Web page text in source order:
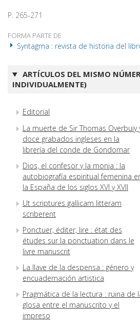
P. 265-271
FORMA PARTE DE
Syntagma : revista de historia del
ARTÍCULOS DEL MISMO
INDIVIDUALMENTE)
Editorial
La muerte de Sir Thomas Overbuiy
doce grabados ingleses en la
librería del conde de Gondomar
Dios, el confesor y la monja : la
autobiografía espiritual femenina
la España de los siglos XVI y XVII
Ut scriptures gallicam litteram
scriberent
Ponctuer, éditer, lire : état des
études sur la ponctuation dans le
livre manuscrit
La llave de la despensa : género y
encuadernación artistica
Pragmática de la lectura : ruina de
glosa entre el manuscrito y el
impreso